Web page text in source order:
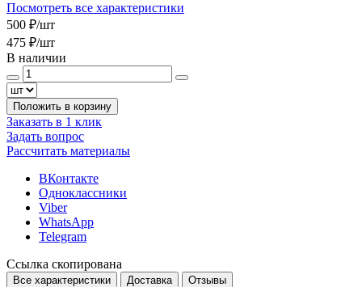
Посмотреть все характеристики
500 ₽/шт
475 ₽/шт
В наличии
Положить в корзину
Заказать в 1 клик
Задать вопрос
Рассчитать материалы
ВКонтакте
Одноклассники
Viber
WhatsApp
Telegram
Ссылка скопирована
Все характеристики Доставка Отзывы